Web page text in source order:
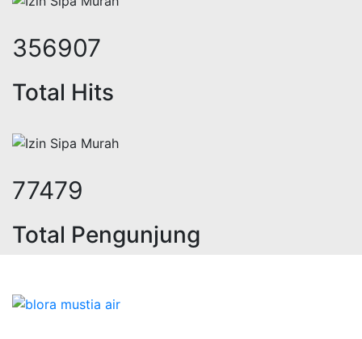
480616
Total Hits
104751
Total Pengunjung